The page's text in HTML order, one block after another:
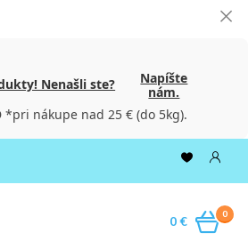
Nenašli ste?
Napíšte
nám.
*pri nákupe nad 25 € (do 5kg).
0
0 €